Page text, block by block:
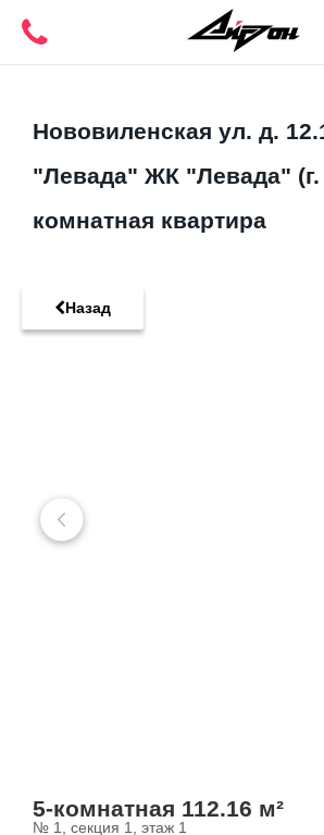
Нововиленская ул. д.
"Левада" ЖК "Левада"
комнатная квартира
Назад
5-комнатная 112.16 м²
№ 1, секция 1, этаж 1